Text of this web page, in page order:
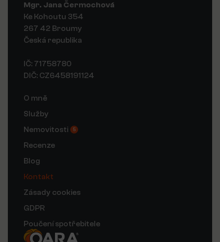
Mgr. Jana Čermochová
Ke Kohoutu 354
267 42 Broumy
Česká republika
IČ: 71758780
DIČ: CZ6458191124
O mně
Služby
Nemovitosti
5
Recenze
Blog
Kontakt
Zásady cookies
GDPR
Poučení spotřebitele